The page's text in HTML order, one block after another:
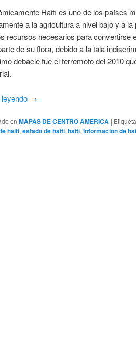
Haití es uno de los países
a la agricultura a nivel bajo y a
recursos necesarios para convertirse
de su flora, debido a la tala
debacle fue el terremoto del 2010
→
en MAPAS DE CENTRO AMERICA |
haiti, estado de haiti, haiti, informacion de